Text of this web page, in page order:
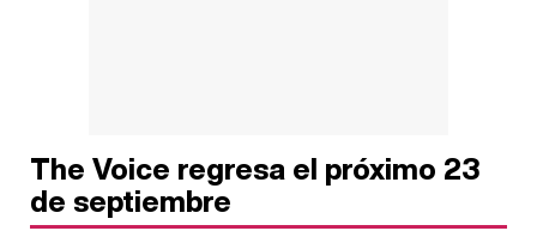
The Voice regresa el próximo 23
de septiembre